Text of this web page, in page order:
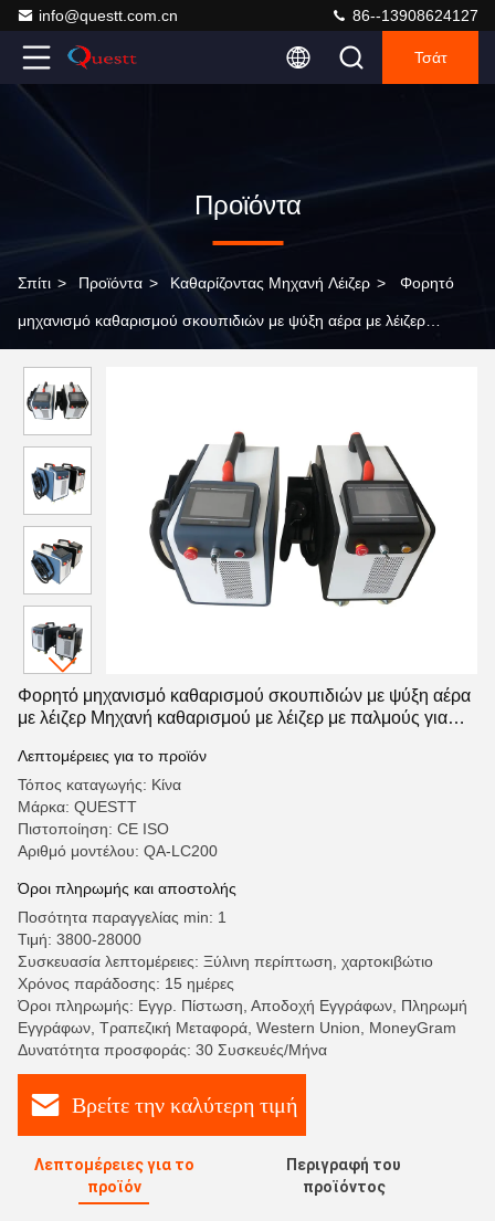
info@questt.com.cn 86--13908624127
Τσάτ
Προϊόντα
Σπίτι > Προϊόντα > Καθαρίζοντας Μηχανή Λέιζερ > Φορητό
μηχανισμό καθαρισμού σκουπιδιών με ψύξη αέρα με λέιζερ
και αφαίρεση χρώματος από ξύλο 200W
Φορητό μηχανισμό καθαρισμού σκουπιδιών με ψύξη αέρα
με λέιζερ Μηχανή καθαρισμού με λέιζερ με παλμούς για
200W
Λεπτομέρειες για το προϊόν
Τόπος καταγωγής: Κίνα
Μάρκα: QUESTT
Πιστοποίηση: CE ISO
Αριθμό μοντέλου: QA-LC200
Όροι πληρωμής και αποστολής
Ποσότητα παραγγελίας min: 1
Τιμή: 3800-28000
Συσκευασία λεπτομέρειες: Ξύλινη περίπτωση, χαρτοκιβώτιο
Χρόνος παράδοσης: 15 ημέρες
Όροι πληρωμής: Εγγρ. Πίστωση, Αποδοχή Εγγράφων, Πληρωμή
Εγγράφων, Τραπεζική Μεταφορά, Western Union, MoneyGram
Δυνατότητα προσφοράς: 30 Συσκευές/Μήνα
Βρείτε την καλύτερη τιμή
Λεπτομέρειες για το
προϊόν
Περιγραφή του
προϊόντος